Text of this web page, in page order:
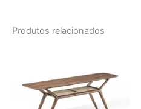
Produtos relacionados